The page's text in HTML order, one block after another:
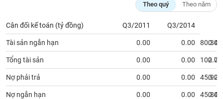
Theo quý Theo năm
Cân đối kế toán (tỷ đồng) Q3/2011 Q3/2014
Tài sản ngắn hạn 0.00 0.00 80.34
0.00
Tổng tài sản 0.00 0.00 102.71
0.00
Nợ phải trả 0.00 0.00 45.92
0.00
Nợ ngắn hạn 0.00 0.00 45.84
0.00
Sách
tài
chính